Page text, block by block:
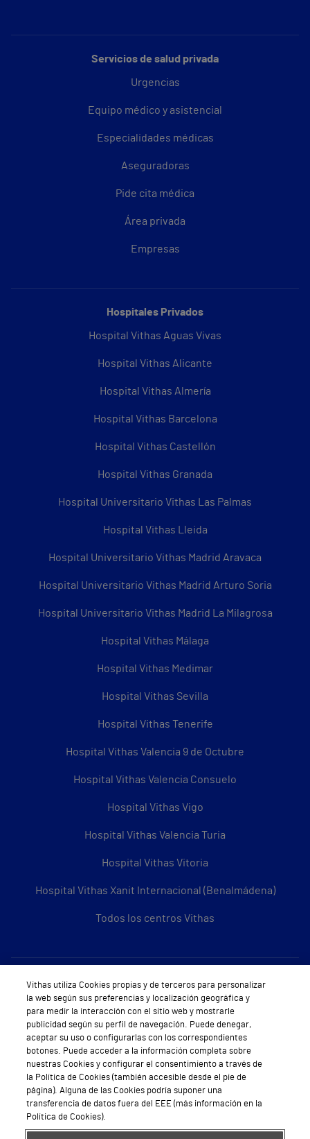
Servicios de salud privada
Urgencias
Equipo médico y asistencial
Especialidades médicas
Aseguradoras
Pide cita médica
Área privada
Empresas
Hospitales Privados
Hospital Vithas Aguas Vivas
Hospital Vithas Alicante
Hospital Vithas Almería
Hospital Vithas Barcelona
Hospital Vithas Castellón
Hospital Vithas Granada
Hospital Universitario Vithas Las Palmas
Hospital Vithas Lleida
Hospital Universitario Vithas Madrid Aravaca
Hospital Universitario Vithas Madrid Arturo Soria
Hospital Universitario Vithas Madrid La Milagrosa
Hospital Vithas Málaga
Hospital Vithas Medimar
Hospital Vithas Sevilla
Hospital Vithas Tenerife
Hospital Vithas Valencia 9 de Octubre
Hospital Vithas Valencia Consuelo
Hospital Vithas Vigo
Hospital Vithas Valencia Turia
Hospital Vithas Vitoria
Hospital Vithas Xanit Internacional (Benalmádena)
Todos los centros Vithas
Sobre Vithas
Quiénes somos
Trabajar en Vithas
Teléfono Cita Médica
Teléfono Atención al Cliente
Política de seguridad y salud en el trabajo
Vithas utiliza Cookies propias y de terceros para personalizar
la web según sus preferencias y localización geográfica y
para medir la interacción con el sitio web y mostrarle
publicidad según su perfil de navegación. Puede denegar,
aceptar su uso o configurarlas con los correspondientes
botones. Puede acceder a la información completa sobre
nuestras Cookies y configurar el consentimiento a través de
la Política de Cookies (también accesible desde el pie de
página). Alguna de las Cookies podría suponer una
transferencia de datos fuera del EEE (más información en la
Política de Cookies).